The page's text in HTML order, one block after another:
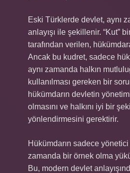
Eski Türklerde devlet, aynı
anlayışı ile şekillenir. “Kut”
tarafından verilen,
Ancak bu kudret, sadece
aynı zamanda halkın
kullanılması gereken bir
hükümdarın devletin
olmasını ve halkını iyi bir
yönlendirmesini gerektirir.
Hükümdarın sadece yönetici
zamanda bir örnek olma
Bu, modern devlet